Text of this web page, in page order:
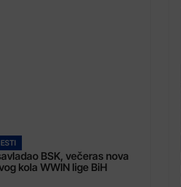
BSK, večeras nova
kola WWIN lige BiH